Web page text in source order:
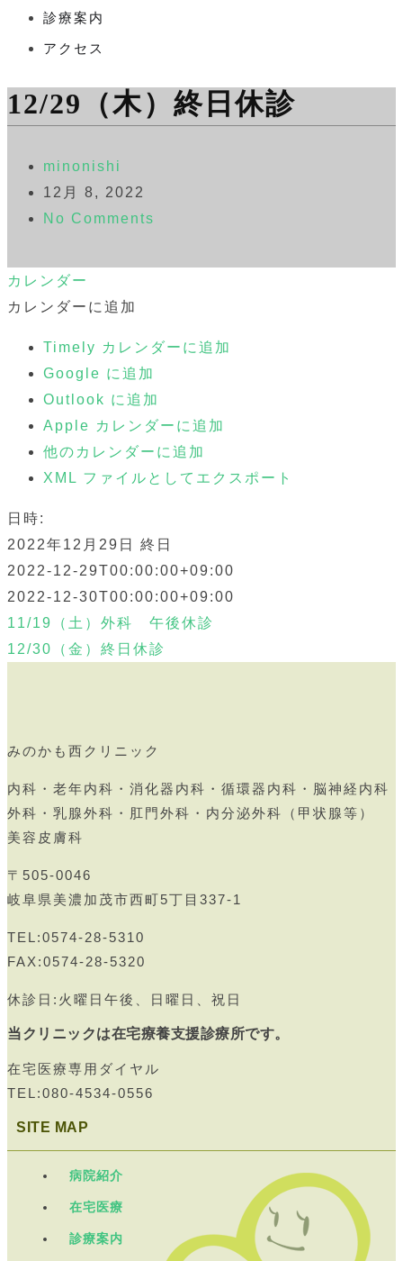
診療案内
アクセス
12/29（木）終日休診
minonishi
12月 8, 2022
No Comments
カレンダー
カレンダーに追加
Timely カレンダーに追加
Google に追加
Outlook に追加
Apple カレンダーに追加
他のカレンダーに追加
XML ファイルとしてエクスポート
日時:
2022年12月29日 終日
2022-12-29T00:00:00+09:00
2022-12-30T00:00:00+09:00
11/19（土）外科 午後休診
12/30（金）終日休診
みのかも西クリニック
内科・老年内科・消化器内科・循環器内科・脳神経内科
外科・乳腺外科・肛門外科・内分泌外科（甲状腺等）
美容皮膚科
〒505-0046
岐阜県美濃加茂市西町5丁目337-1
TEL:0574-28-5310
FAX:0574-28-5320
休診日:火曜日午後、日曜日、祝日
当クリニックは在宅療養支援診療所です。
在宅医療専用ダイヤル
TEL:080-4534-0556
SITE MAP
病院紹介
在宅医療
診療案内